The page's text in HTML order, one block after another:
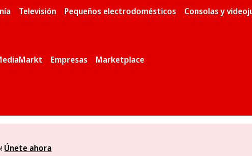
Televisión Pequeños electrodomésticos Consolas y
Empresas Marketplace
Únete ahora